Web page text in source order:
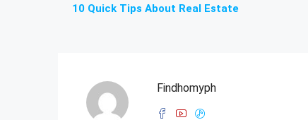
10 Quick Tips About Real Estate
Findhomyph